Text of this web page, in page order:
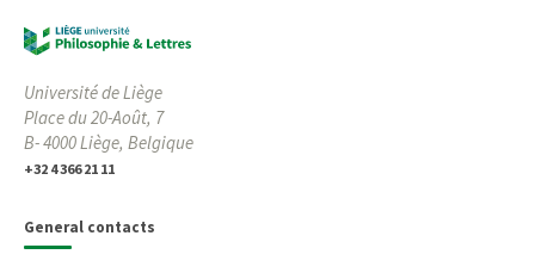
Université de Liège
Place du 20-Août, 7
B- 4000 Liège, Belgique
+32 4 366 21 11
General contacts